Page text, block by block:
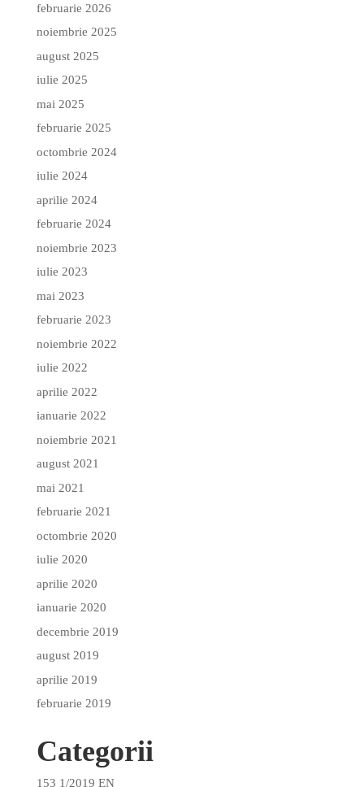
februarie 2026
noiembrie 2025
august 2025
iulie 2025
mai 2025
februarie 2025
octombrie 2024
iulie 2024
aprilie 2024
februarie 2024
noiembrie 2023
iulie 2023
mai 2023
februarie 2023
noiembrie 2022
iulie 2022
aprilie 2022
ianuarie 2022
noiembrie 2021
august 2021
mai 2021
februarie 2021
octombrie 2020
iulie 2020
aprilie 2020
ianuarie 2020
decembrie 2019
august 2019
aprilie 2019
februarie 2019
Categorii
153 1/2019 EN